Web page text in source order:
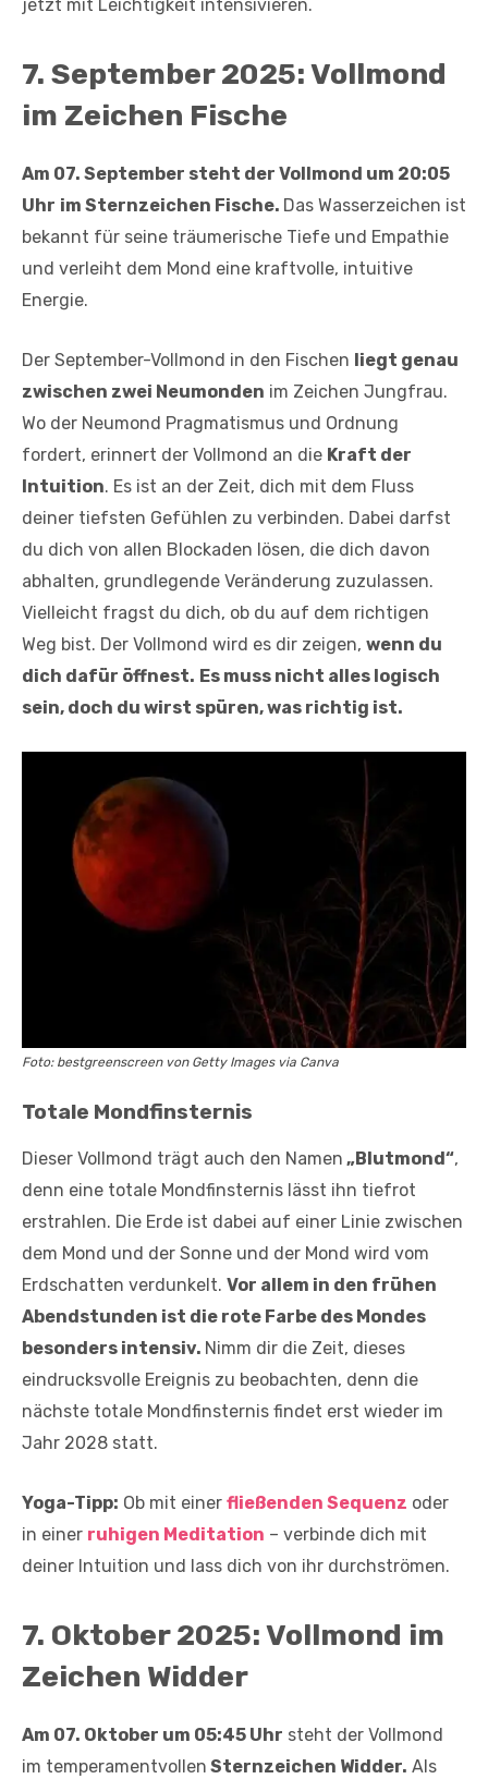
jetzt mit Leichtigkeit intensivieren.
7. September 2025: Vollmond
im Zeichen Fische
Am 07. September steht der Vollmond um 20:05
Uhr im Sternzeichen Fische. Das Wasserzeichen ist
bekannt für seine träumerische Tiefe und Empathie
und verleiht dem Mond eine kraftvolle, intuitive
Energie.
Der September-Vollmond in den Fischen liegt genau
zwischen zwei Neumonden im Zeichen Jungfrau.
Wo der Neumond Pragmatismus und Ordnung
fordert, erinnert der Vollmond an die Kraft der
Intuition. Es ist an der Zeit, dich mit dem Fluss
deiner tiefsten Gefühlen zu verbinden. Dabei darfst
du dich von allen Blockaden lösen, die dich davon
abhalten, grundlegende Veränderung zuzulassen.
Vielleicht fragst du dich, ob du auf dem richtigen
Weg bist. Der Vollmond wird es dir zeigen, wenn du
dich dafür öffnest. Es muss nicht alles logisch
sein, doch du wirst spüren, was richtig ist.
Foto: bestgreenscreen von Getty Images via Canva
Totale Mondfinsternis
Dieser Vollmond trägt auch den Namen „Blutmond“,
denn eine totale Mondfinsternis lässt ihn tiefrot
erstrahlen. Die Erde ist dabei auf einer Linie zwischen
dem Mond und der Sonne und der Mond wird vom
Erdschatten verdunkelt. Vor allem in den frühen
Abendstunden ist die rote Farbe des Mondes
besonders intensiv. Nimm dir die Zeit, dieses
eindrucksvolle Ereignis zu beobachten, denn die
nächste totale Mondfinsternis findet erst wieder im
Jahr 2028 statt.
Yoga-Tipp: Ob mit einer fließenden Sequenz oder
in einer ruhigen Meditation – verbinde dich mit
deiner Intuition und lass dich von ihr durchströmen.
7. Oktober 2025: Vollmond im
Zeichen Widder
Am 07. Oktober um 05:45 Uhr steht der Vollmond
im temperamentvollen Sternzeichen Widder. Als